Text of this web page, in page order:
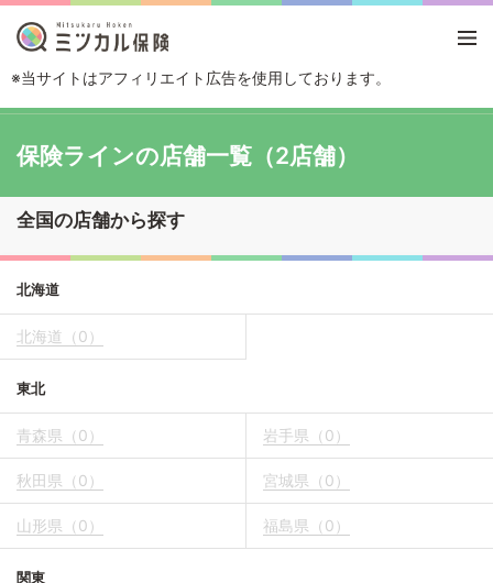
※当サイトはアフィリエイト広告を使用しております。
保険ラインの店舗一覧
保険ラインの店舗一覧（2店舗）
全国の店舗から探す
北海道
北海道（0）
東北
青森県（0） 岩手県（0）
秋田県（0） 宮城県（0）
山形県（0） 福島県（0）
関東